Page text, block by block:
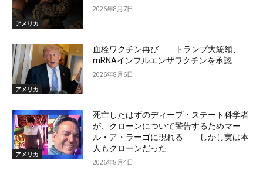
アメリカ
2026年8月7日
アメリカ
血栓ワクチン再び――トランプ大統領、
mRNAインフルエンザワクチンを承認
2026年8月6日
アメリカ
死亡したはずのディープ・ステート科学者
が、クローンについて警告するためマー
ル・ア・ラーゴに現れる――しかし実は本
人もクローンだった
2026年8月4日